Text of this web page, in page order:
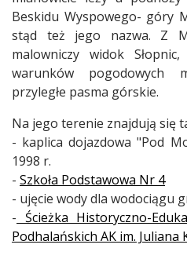
Beskidu Wyspowego- góry
stąd też jego nazwa. Z
malowniczy widok
warunków pogodowych
przyległe pasma górskie.
Na jego terenie znajdują się
- kaplica dojazdowa "Pod
1998 r.
- Szkoła Podstawowa Nr 4
- ujęcie wody dla wodociągu
- Ścieżka Historyczno-
Podhalańskich AK im. Juliana